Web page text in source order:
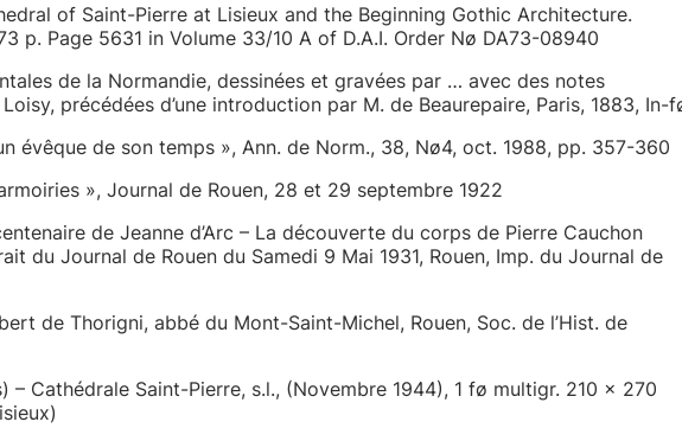
of Saint-Pierre at Lisieux and the Beginning Gothic Architecture.
p. Page 5631 in Volume 33/10 A of D.A.I. Order Nø DA73-08940
de la Normandie, dessinées et gravées par … avec des notes
précédées d’une introduction par M. de Beaurepaire, Paris, 1883, In-
évêque de son temps », Ann. de Norm., 38, Nø4, oct. 1988, pp. 357-360
», Journal de Rouen, 28 et 29 septembre 1922
de Jeanne d’Arc – La découverte du corps de Pierre Cauchon
du Journal de Rouen du Samedi 9 Mai 1931, Rouen, Imp. du Journal de
de Thorigni, abbé du Mont-Saint-Michel, Rouen, Soc. de l’Hist. de
– Cathédrale Saint-Pierre, s.l., (Novembre 1944), 1 fø multigr. 210 x 270